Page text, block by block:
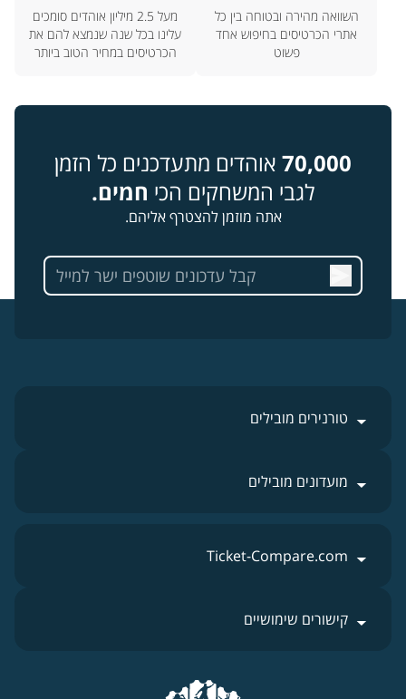
השוואה מהירה ובטוחה בין כל
אתרי הכרטיסים בחיפוש אחד
פשוט
מעל 2.5 מיליון אוהדים סומכים
עלינו בכל שנה שנמצא להם את
הכרטיסים במחיר הטוב ביותר
70,000 אוהדים מתעדכנים כל הזמן
לגבי המשחקים הכי חמים.
אתה מוזמן להצטרף אליהם.
טורנירים מובילים
מועדונים מובילים
Ticket-Compare.com
קישורים שימושיים